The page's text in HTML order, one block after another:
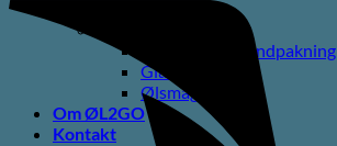
Gaveæsker og indpakning
Glas
Ølsmagning
Om ØL2GO
Kontakt